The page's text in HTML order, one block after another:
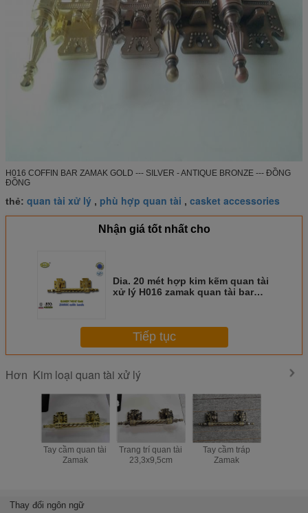
H016 COFFIN BAR ZAMAK GOLD --- SILVER - ANTIQUE BRONZE --- ĐỒNG
ĐỒNG
thẻ: quan tài xử lý , phù hợp quan tài , casket accessories
Nhận giá tốt nhất cho
Dia. 20 mét hợp kim kẽm quan tài
xử lý H016 zamak quan tài bar
Tiếp tục
Hơn Kim loại quan tài xử lý
Tay cầm quan tài
Zamak
Trang trí quan tài
23,3x9,5cm
Tay cầm tráp
Zamak
Thay đổi ngôn ngữ